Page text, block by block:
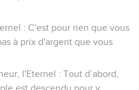
: C'est pour rien que vous
à prix d'argent que vous
l'Eternel : Tout d’abord,
est descendu pour y